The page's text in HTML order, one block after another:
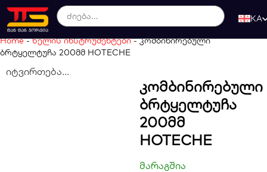
KA
Home-ხელის ინსტრუმენტები-კომბინირებული
ბრტყელტუჩა 200მმ HOTECHE
იტვირთება...
Კომბინირებული
Ბრტყელტუჩა
200მმ
HOTECHE
მარაგშია